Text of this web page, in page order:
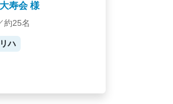
寿会 様
約25名
ハ